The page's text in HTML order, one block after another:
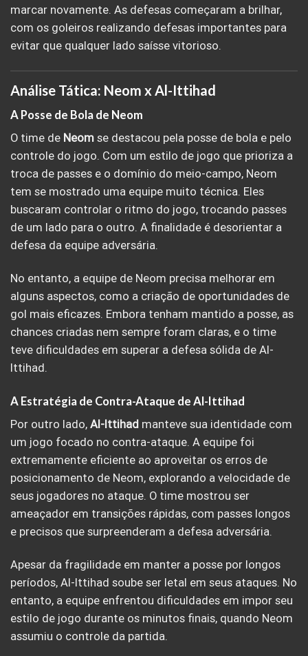
marcar novamente. As defesas começaram a brilhar,
com os goleiros realizando defesas importantes para
evitar que qualquer lado saísse vitorioso.
Análise Tática: Neom x Al-Ittihad
A Posse de Bola de Neom
O time de Neom se destacou pela posse de bola e pelo
controle do jogo. Com um estilo de jogo que prioriza a
troca de passes e o domínio do meio-campo, Neom
tem se mostrado uma equipe muito técnica. Eles
buscaram controlar o ritmo do jogo, trocando passes
de um lado para o outro. A finalidade é desorientar a
defesa da equipe adversária.
No entanto, a equipe de Neom precisa melhorar em
alguns aspectos, como a criação de oportunidades de
gol mais eficazes. Embora tenham mantido a posse, as
chances criadas nem sempre foram claras, e o time
teve dificuldades em superar a defesa sólida de Al-
Ittihad.
A Estratégia de Contra-Ataque de Al-Ittihad
Por outro lado, Al-Ittihad manteve sua identidade com
um jogo focado no contra-ataque. A equipe foi
extremamente eficiente ao aproveitar os erros de
posicionamento de Neom, explorando a velocidade de
seus jogadores no ataque. O time mostrou ser
ameaçador em transições rápidas, com passes longos
e precisos que surpreenderam a defesa adversária.
Apesar da fragilidade em manter a posse por longos
períodos, Al-Ittihad soube ser letal em seus ataques. No
entanto, a equipe enfrentou dificuldades em impor seu
estilo de jogo durante os minutos finais, quando Neom
assumiu o controle da partida.